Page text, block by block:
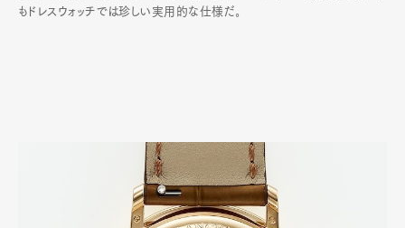
もドレスウォッチでは珍しい実用的な仕様だ｡